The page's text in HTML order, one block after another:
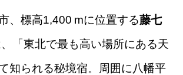
、標高1,400 mに位置する藤七
「東北で最も高い場所にある天
知られる秘境宿。周囲に八幡平